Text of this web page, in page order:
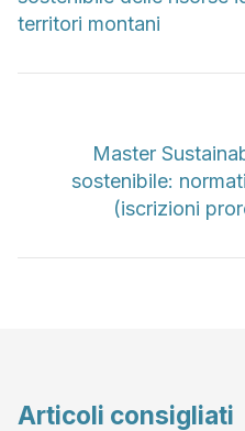
territori montani
Master
sostenibile:
(iscrizioni
Articoli consigliati